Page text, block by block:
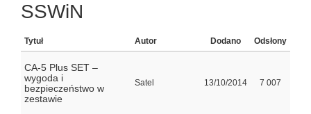
SSWiN
Tytuł Autor Dodano Odsłony
CA-5 Plus SET –
wygoda i
bezpieczeństwo w
zestawie
Satel 13/10/2014 7 007